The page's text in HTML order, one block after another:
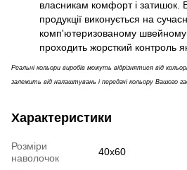
власникам комфорт і затишок.
продукції виконується на
комп'ютеризованому швейному
проходить жорсткий контроль
Реальні кольори виробів можуть відрізнятися від
залежить від налаштувань і передачі кольору Вашого
Характеристики
Розміри
наволочок
40х60